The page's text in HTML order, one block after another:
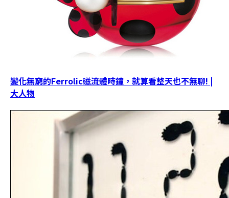
變化無窮的Ferrolic磁流體時鐘，就算看整天也不無聊! |
大人物